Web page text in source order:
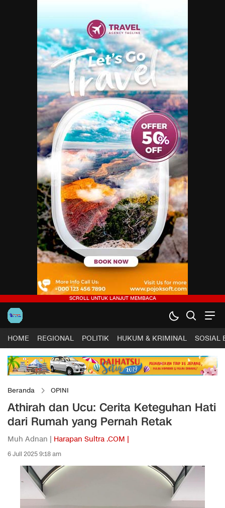
HOME REGIONAL POLITIK HUKUM & KRIMINAL SOSIAL
Beranda OPINI
Athirah dan Ucu: Cerita Keteguhan Hati
dari Rumah yang Pernah Retak
Muh Adnan | Harapan Sultra .COM |
6 Juli 2025 9:18 am